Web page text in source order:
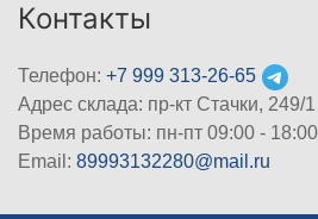
Контакты
Телефон: +7 999 313-26-65
Адрес склада: пр-кт Стачки, 249/1
Время работы: пн-пт 09:00 -
Email: 89993132280@mail.ru